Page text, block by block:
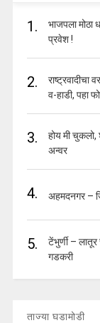
1.
भाजपला मोठा
प्रवेश !
2.
राष्ट्रवादीचा
व-हाडी, पहा
3.
होय मी चुकलो,
अन्वर
4. अहमदनगर –
5.
टेंभुर्णी –
गडकरी
ताज्या घडामोडी